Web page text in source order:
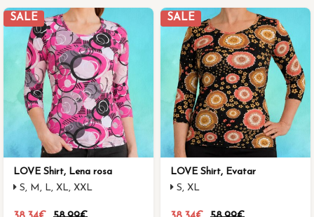
SALE
LOVE Shirt, Lena rosa
S, M, L, XL, XXL
SALE
LOVE Shirt, Evatar
S, XL